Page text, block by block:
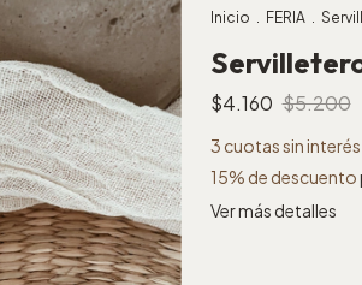
Inicio FERIA
$4.160 $5.200
3 cuotas sin
15% de descuento
Ver más detalles